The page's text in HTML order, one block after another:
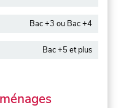
Bac +3 ou Bac +4
Bac +5 et plus